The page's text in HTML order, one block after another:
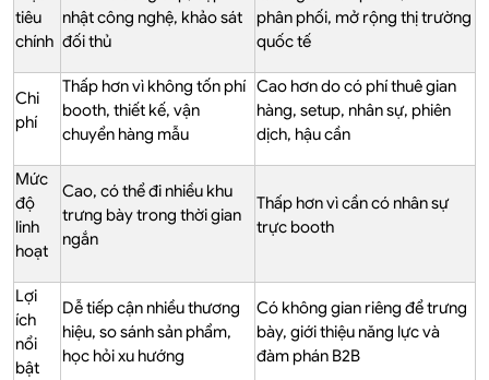
tiêu
chính
nhật công nghệ, khảo sát
đối thủ
phân phối, mở rộng thị trường
quốc tế
Chi
phí
Thấp hơn vì không tốn phí
booth, thiết kế, vận
chuyển hàng mẫu
Cao hơn do có phí thuê gian
hàng, setup, nhân sự, phiên
dịch, hậu cần
Mức
độ
linh
hoạt
Cao, có thể đi nhiều khu
trưng bày trong thời gian
ngắn
Thấp hơn vì cần có nhân sự
trực booth
Lợi
ích
nổi
bật
Dễ tiếp cận nhiều thương
hiệu, so sánh sản phẩm,
học hỏi xu hướng
Có không gian riêng để trưng
bày, giới thiệu năng lực và
đàm phán B2B